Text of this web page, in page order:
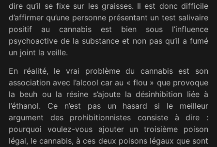
dire qu’il se fixe sur les graisses. Il est donc difficile
d’affirmer qu’une personne présentant un test salivaire
positif au cannabis est bien sous l’influence
psychoactive de la substance et non pas qu’il a fumé
un joint la veille.
En réalité, le vrai problème du cannabis est son
association avec l’alcool car au « flou » que provoque
la beuh ou la résine s’ajoute la désinhibition liée à
l’éthanol. Ce n’est pas un hasard si le meilleur
argument des prohibitionnistes consiste à dire :
pourquoi voulez-vous ajouter un troisième poison
légal, le cannabis, à ces deux poisons légaux que sont